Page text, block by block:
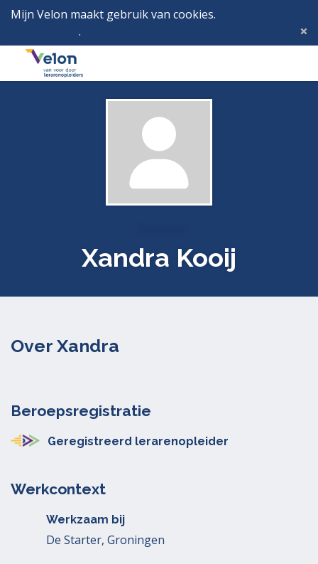
Mijn Velon maakt gebruik van cookies.
.
Menu
Xandra Kooij
Over Xandra
Beroepsregistratie
Geregistreerd lerarenopleider
Werkcontext
Werkzaam bij
De Starter, Groningen